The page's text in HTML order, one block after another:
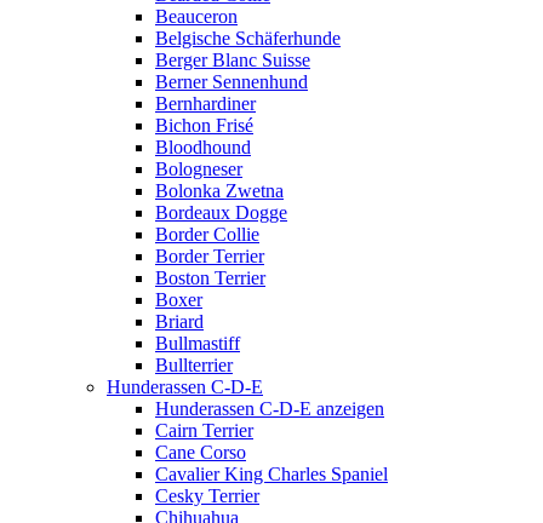
Beauceron
Belgische Schäferhunde
Berger Blanc Suisse
Berner Sennenhund
Bernhardiner
Bichon Frisé
Bloodhound
Bologneser
Bolonka Zwetna
Bordeaux Dogge
Border Collie
Border Terrier
Boston Terrier
Boxer
Briard
Bullmastiff
Bullterrier
Hunderassen C-D-E
Hunderassen C-D-E anzeigen
Cairn Terrier
Cane Corso
Cavalier King Charles Spaniel
Cesky Terrier
Chihuahua